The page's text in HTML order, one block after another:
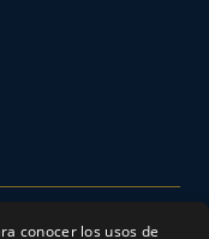
conocer los usos de